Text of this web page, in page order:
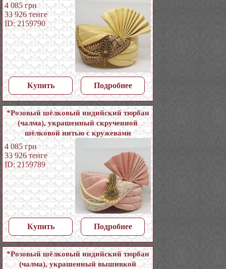
4 085 грн
33 926 тенге
ID: 2159790
Купить Подробнее
*Розовый шёлковый индийский тюрбан
(чалма), украшенный скрученной
шёлковой нитью с кружевами
4 085 грн
33 926 тенге
ID: 2159789
Купить Подробнее
*Розовый шёлковый индийский тюрбан
(чалма), украшенный вышивкой